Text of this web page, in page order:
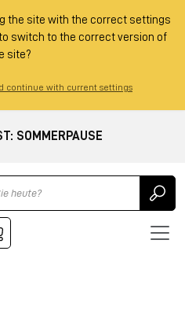
the site with the correct settings
switch to the correct version of
site?
continue with current settings
SOMMERPAUSE